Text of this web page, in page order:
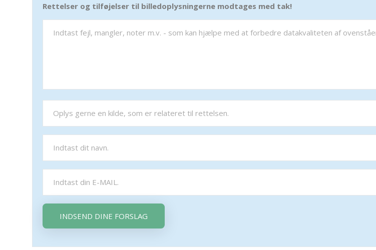
Rettelser og tilføjelser til billedoplysningerne modtages med tak!
INDSEND DINE FORSLAG